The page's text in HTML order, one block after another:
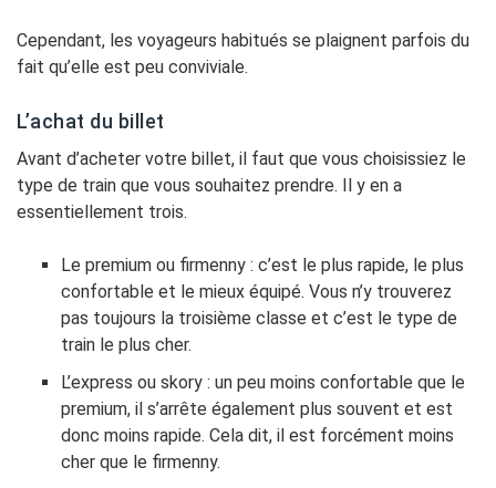
Cependant, les voyageurs habitués se plaignent parfois du
fait qu’elle est peu conviviale.
L’achat du billet
Avant d’acheter votre billet, il faut que vous choisissiez le
type de train que vous souhaitez prendre. Il y en a
essentiellement trois.
Le premium ou firmenny : c’est le plus rapide, le plus
confortable et le mieux équipé. Vous n’y trouverez
pas toujours la troisième classe et c’est le type de
train le plus cher.
L’express ou skory : un peu moins confortable que le
premium, il s’arrête également plus souvent et est
donc moins rapide. Cela dit, il est forcément moins
cher que le firmenny.